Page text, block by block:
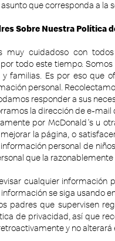
que corresponda a la
Sobre Nuestra Política
muy cuidadoso con
todo este tiempo.
y familias. Es por eso que
personal.
responder a sus
la dirección de e-
por McDonald's u
la página, o
personal de
que la
cualquier información
se siga usando
padres que supervisen
de privacidad, así que
y no